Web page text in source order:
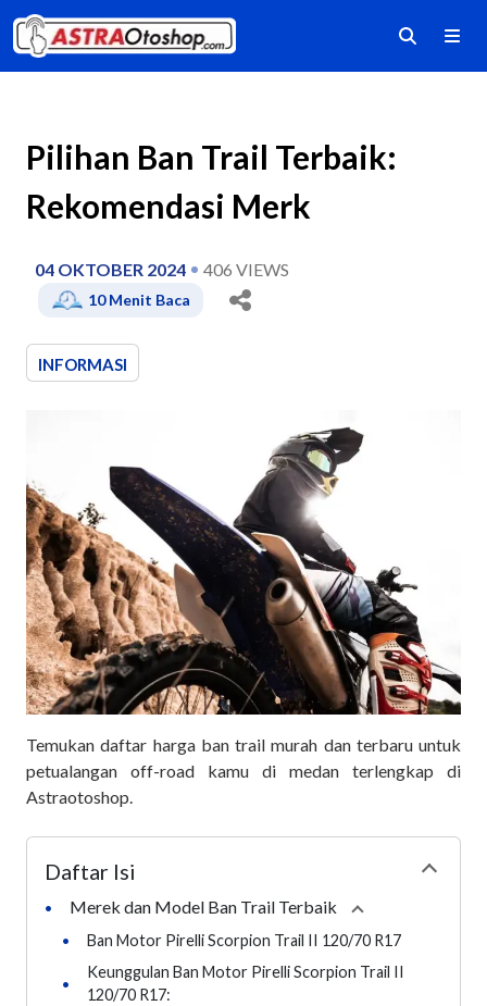
Pilihan Ban Trail Terbaik:
Rekomendasi Merk
04 OKTOBER 2024 406 VIEWS
10Menit Baca
INFORMASI
Temukan daftar harga ban trail murah dan terbaru untuk
petualangan off-road kamu di medan terlengkap di
Astraotoshop.
Daftar Isi
•
Merek dan Model Ban Trail Terbaik Collapse
•
Ban Motor Pirelli Scorpion Trail II 120/70 R17
•
Keunggulan Ban Motor Pirelli Scorpion Trail II
120/70 R17: